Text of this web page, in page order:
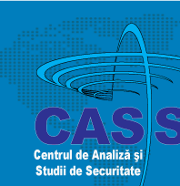
content